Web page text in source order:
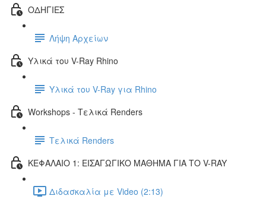
ΟΔΗΓΙΕΣ
Λήψη Αρχείων
Υλικά του V-Ray Rhino
Υλικά του V-Ray για Rhino
Workshops - Τελικά Renders
Τελικά Renders
ΚΕΦΑΛΑΙΟ 1: ΕΙΣΑΓΩΓΙΚΟ ΜΑΘΗΜΑ ΓΙΑ ΤΟ V-RAY
Διδασκαλία με Video (2:13)